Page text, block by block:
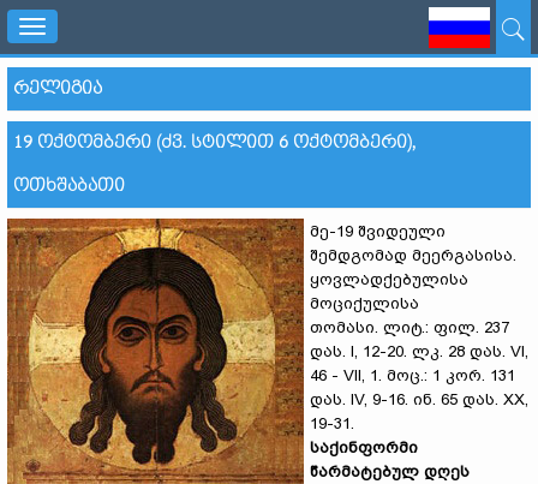
Toggle
navigation
ᲠᲔᲚᲘᲒᲘᲐ
19 ᲝᲥᲢᲝᲛᲑᲔᲠᲘ (ᲫᲕ. ᲡᲢᲘᲚᲘᲗ 6 ᲝᲥᲢᲝᲛᲑᲔᲠᲘ),
ᲝᲗᲮᲨᲐᲑᲐᲗᲘ
მე-19 შვიდეული
შემდგომად მეერგასისა.
ყოვლადქებულისა
მოციქულისა
თომასი. ლიტ.: ფილ. 237
დას. I, 12-20. ლკ. 28 დას. VI,
46 - VII, 1. მოც.: 1 კორ. 131
დას. IV, 9-16. ინ. 65 დას. XX,
19-31.
საქინფორმი
წარმატებულ დღეს